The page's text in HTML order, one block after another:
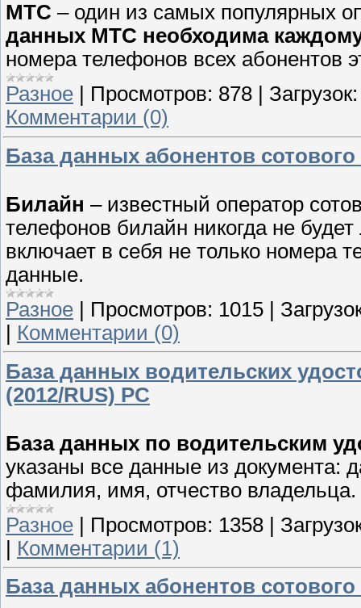
МТС – один из самых популярных
данных МТС необходима
номера телефонов всех абонентов
Разное
Просмотров: 878
Загрузок:
Комментарии (0)
База данных абонентов
Билайн – известный оператор
телефонов билайн никогда не
включает в себя не только номера
данные.
Разное
Просмотров: 1015
Комментарии (0)
База данных водительских
(2012/RUS) PC
База данных по водительским
указаны все данные из документа:
фамилия, имя, отчество владельца.
Разное | Просмотров: 1358 |
| Комментарии (1)
База данных абонентов сотового